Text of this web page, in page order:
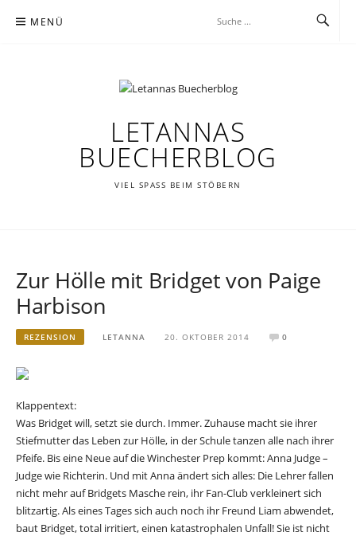
Inhalt MENÜ
LETANNAS
BUECHERBLOG
VIEL SPASS BEIM STÖBERN
Zur Hölle mit Bridget von Paige
Harbison
REZENSION LETANNA 20. OKTOBER 2014 0
Klappentext:
Was Bridget will, setzt sie durch. Immer. Zuhause macht sie ihrer
Stiefmutter das Leben zur Hölle, in der Schule tanzen alle nach ihrer
Pfeife. Bis eine Neue auf die Winchester Prep kommt: Anna Judge –
Judge wie Richterin. Und mit Anna ändert sich alles: Die Lehrer fallen
nicht mehr auf Bridgets Masche rein, ihr Fan-Club verkleinert sich
blitzartig. Als eines Tages sich auch noch ihr Freund Liam abwendet,
baut Bridget, total irritiert, einen katastrophalen Unfall! Sie ist nicht